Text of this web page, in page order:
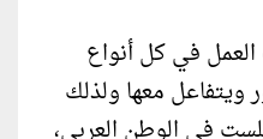
في كل أنواع
ويتفاعل معها ولذلك